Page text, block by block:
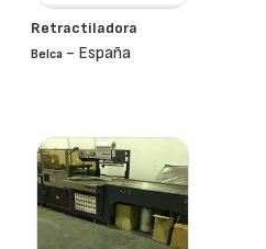
Retractiladora
Belca - España